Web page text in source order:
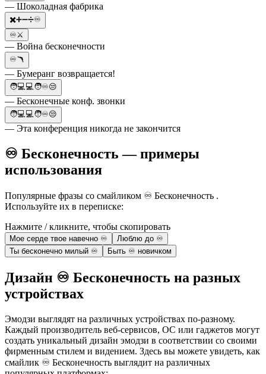
— Шоколадная фабрика
✖️➕➖➗♾️
♾️⚔️
— Война бесконечности
♾️🪃
— Бумеранг возвращается!
🧑💻💻🧑♾️😒
— Бесконечные конф. звонки
🧑💻💻🧑♾️😒
— Эта конференция никогда не закончится
♾️ Бесконечность — примеры
использования
Популярные фразы со смайликом ♾️ Бесконечность .
Используйте их в переписке:
Нажмите / кликните, чтобы скопировать
Мое серде твое навечно ♾️
Люблю до ♾️
Ты бесконечно милый ♾️
Быть ♾️ новичком
Дизайн ♾️ Бесконечность на разных
устройствах
Эмодзи выглядят на различных устройствах по-разному.
Каждый производитель веб-сервисов, ОС или гаджетов могут
создать уникальный дизайн эмодзи в соответствии со своими
фирменным стилем и видением. Здесь вы можете увидеть, как
смайлик ♾️ Бесконечность выглядит на различных